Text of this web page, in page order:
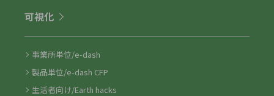
可視化
事業所単位/e-dash
製品単位/e-dash CFP
生活者向け/Earth hacks